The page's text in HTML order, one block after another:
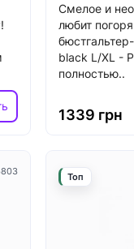
язык магазина
Українська
Російська
Смелое и
любит
black L/XL -
полностью..
1339 грн
Топ